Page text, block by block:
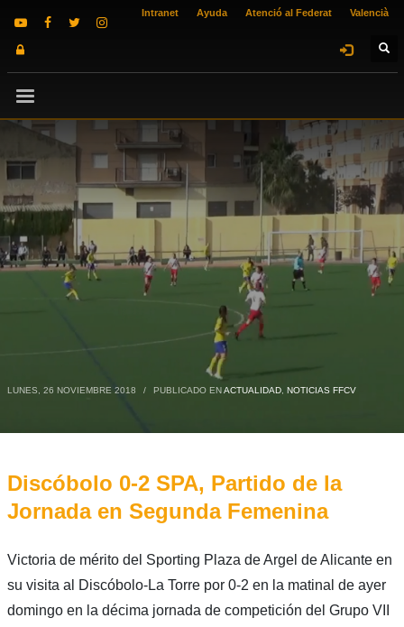
Intranet Ayuda Atenció al Federat Valencià
LUNES, 26 NOVIEMBRE 2018 / PUBLICADO EN ACTUALIDAD, NOTICIAS FFCV
Discóbolo 0-2 SPA, Partido de la
Jornada en Segunda Femenina
Victoria de mérito del Sporting Plaza de Argel de Alicante en
su visita al Discóbolo-La Torre por 0-2 en la matinal de ayer
domingo en la décima jornada de competición del Grupo VII